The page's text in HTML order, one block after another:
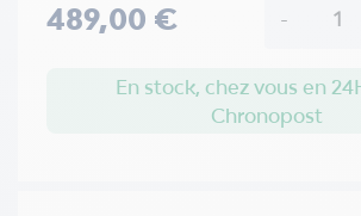
489,00 € -
En stock, chez vous en
Chronopost